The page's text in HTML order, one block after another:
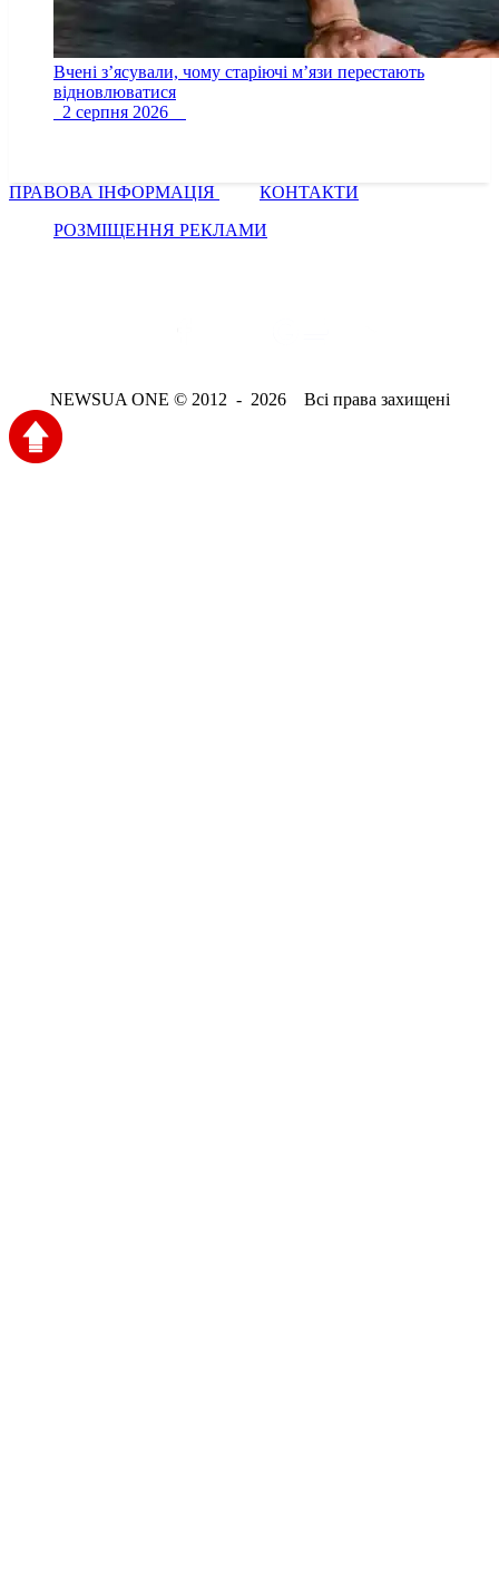
Вчені з’ясували, чому старіючі м’язи перестають
відновлюватися
2 серпня 2026
ПРАВОВА ІНФОРМАЦІЯ
КОНТАКТИ
РОЗМІЩЕННЯ РЕКЛАМИ
NEWSUA ONE © 2012 - 2026 Всі права захищені